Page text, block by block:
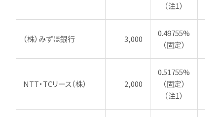
（注1）
（株）みずほ銀行 3,000
0.49755%
（固定）
NTT・TCリース（株） 2,000
0.51755%
（固定）
（注1）